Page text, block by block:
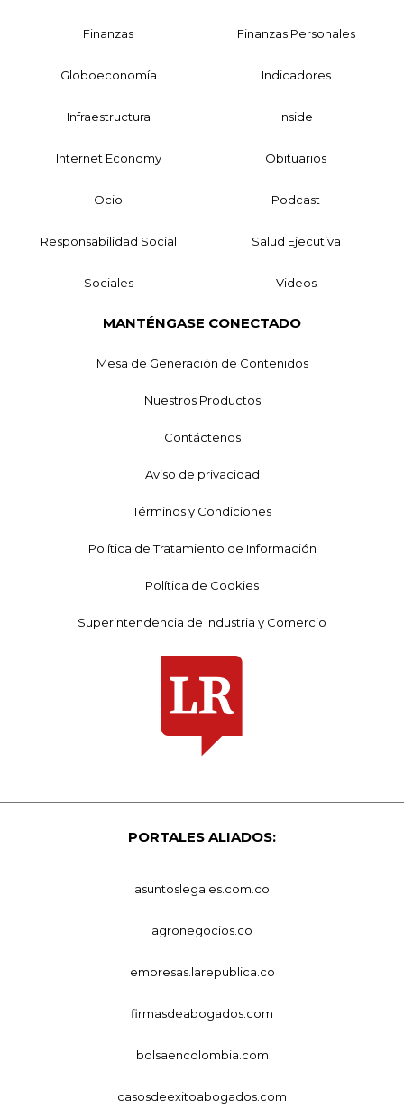
Finanzas Finanzas Personales
Globoeconomía Indicadores
Infraestructura Inside
Internet Economy Obituarios
Ocio Podcast
Responsabilidad Social Salud Ejecutiva
Sociales Videos
MANTÉNGASE CONECTADO
Mesa de Generación de Contenidos
Nuestros Productos
Contáctenos
Aviso de privacidad
Términos y Condiciones
Política de Tratamiento de Información
Política de Cookies
Superintendencia de Industria y Comercio
PORTALES ALIADOS:
asuntoslegales.com.co
agronegocios.co
empresas.larepublica.co
firmasdeabogados.com
bolsaencolombia.com
casosdeexitoabogados.com